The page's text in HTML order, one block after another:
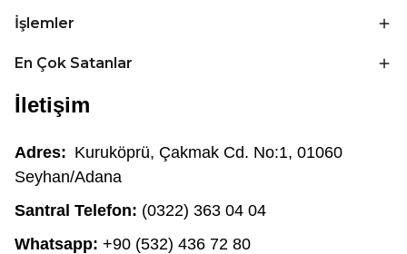
İşlemler
En Çok Satanlar
İletişim
Adres: Kuruköprü, Çakmak Cd. No:1, 01060
Seyhan/Adana
Santral Telefon: (0322) 363 04 04
Whatsapp: +90 (532) 436 72 80